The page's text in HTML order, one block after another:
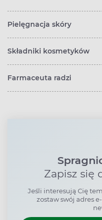
Pielęgnacja skóry
Składniki kosmetyków
Farmaceuta radzi
Zapisz się
Jeśli interesują Cię
zostaw swój adres